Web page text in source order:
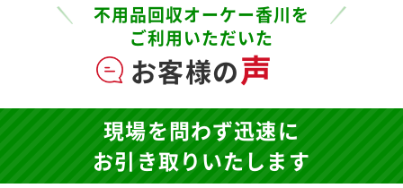
不用品回収オーケー香川を
ご利用いただいた
お客様の声
現場を問わず迅速に
お引き取りいたします